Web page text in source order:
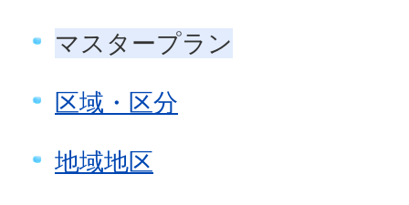
マスタープラン
区域・区分
地域地区